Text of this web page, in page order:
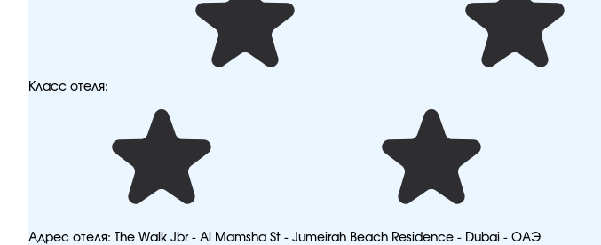
Класс отеля:
Адрес отеля:
The Walk Jbr - Al Mamsha St - Jumeirah Beach Residence - Dubai - ОАЭ